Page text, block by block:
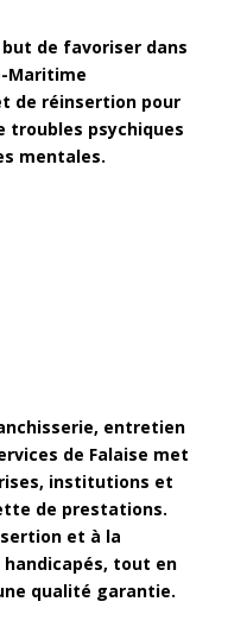
but de favoriser dans
Maritime
de réinsertion pour
troubles psychiques
mentales.
entretien
de Falaise met
institutions et
de prestations.
et à la
tout en
qualité garantie.